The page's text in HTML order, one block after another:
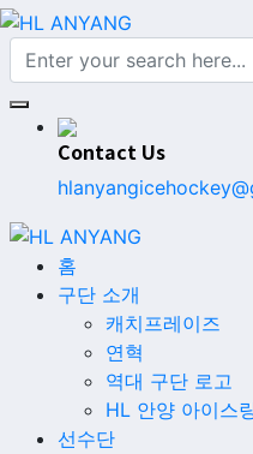
Contact Us
홈
구단 소개
캐치프레이즈
연혁
역대 구단 로고
HL 안양 아이스
선수단